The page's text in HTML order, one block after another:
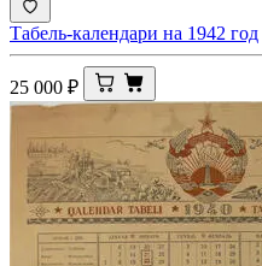
Табель-календари на 1942 год
25 000 ₽